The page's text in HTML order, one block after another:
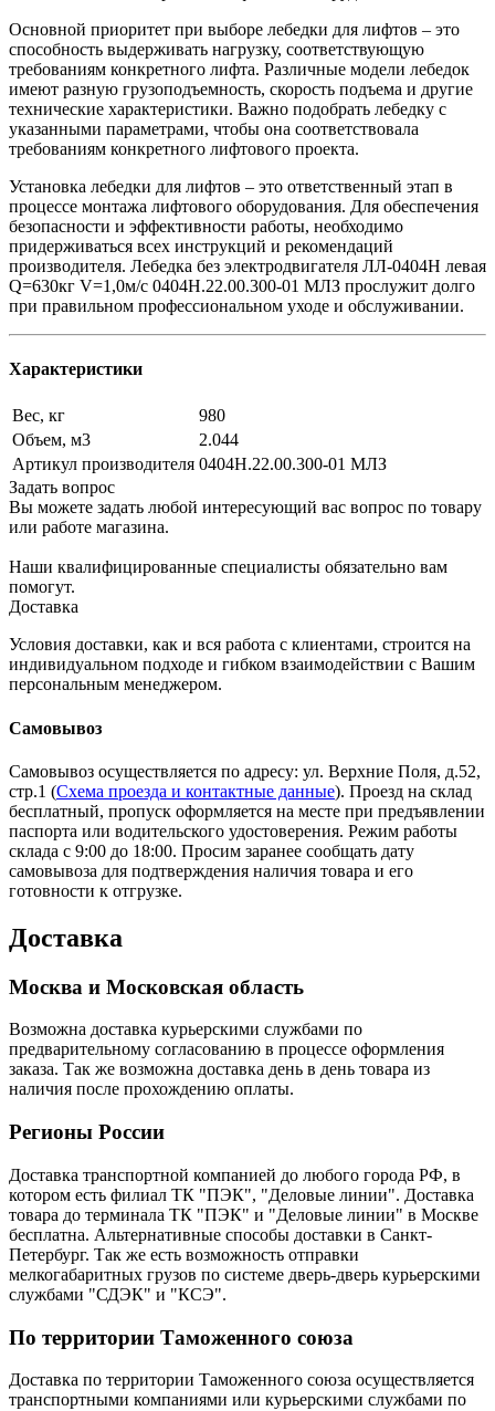
Основной приоритет при выборе лебедки для лифтов – это
способность выдерживать нагрузку, соответствующую
требованиям конкретного лифта. Различные модели лебедок
имеют разную грузоподъемность, скорость подъема и другие
технические характеристики. Важно подобрать лебедку с
указанными параметрами, чтобы она соответствовала
требованиям конкретного лифтового проекта.
Установка лебедки для лифтов – это ответственный этап в
процессе монтажа лифтового оборудования. Для обеспечения
безопасности и эффективности работы, необходимо
придерживаться всех инструкций и рекомендаций
производителя. Лебедка без электродвигателя ЛЛ-0404Н левая
Q=630кг V=1,0м/с 0404Н.22.00.300-01 МЛЗ прослужит долго
при правильном профессиональном уходе и обслуживании.
Характеристики
Вес, кг
980
Объем, м3
2.044
Артикул производителя 0404Н.22.00.300-01 МЛЗ
Задать вопрос
Вы можете задать любой интересующий вас вопрос по товару
или работе магазина.
Наши квалифицированные специалисты обязательно вам
помогут.
Доставка
Условия доставки, как и вся работа с клиентами, строится на
индивидуальном подходе и гибком взаимодействии с Вашим
персональным менеджером.
Самовывоз
Самовывоз осуществляется по адресу: ул. Верхние Поля, д.52,
стр.1 (Схема проезда и контактные данные). Проезд на склад
бесплатный, пропуск оформляется на месте при предъявлении
паспорта или водительского удостоверения. Режим работы
склада с 9:00 до 18:00. Просим заранее сообщать дату
самовывоза для подтверждения наличия товара и его
готовности к отгрузке.
Доставка
Москва и Московская область
Возможна доставка курьерскими службами по
предварительному согласованию в процессе оформления
заказа. Так же возможна доставка день в день товара из
наличия после прохождению оплаты.
Регионы России
Доставка транспортной компанией до любого города РФ, в
котором есть филиал ТК "ПЭК", "Деловые линии". Доставка
товара до терминала ТК "ПЭК" и "Деловые линии" в Москве
бесплатна. Альтернативные способы доставки в Санкт-
Петербург. Так же есть возможность отправки
мелкогабаритных грузов по системе дверь-дверь курьерскими
службами "СДЭК" и "КСЭ".
По территории Таможенного союза
Доставка по территории Таможенного союза осуществляется
транспортными компаниями или курьерскими службами по